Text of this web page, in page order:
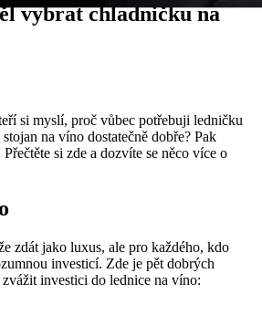
vybrat chladničku na
si myslí, proč vůbec potřebuji ledničku
na víno dostatečně dobře? Pak
si zde a dozvíte se něco více o
zdát jako luxus, ale pro každého, kdo
investicí. Zde je pět dobrých
investici do lednice na víno: